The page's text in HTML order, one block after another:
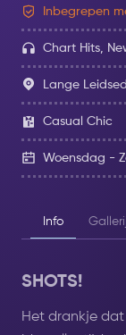
Inbegrepen
Chart Hits,
Lange
Casual Chic
Woensdag -
Info
SHOTS!
Het drankje